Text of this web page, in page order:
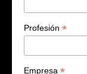
Profesión *
Empresa